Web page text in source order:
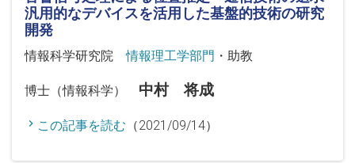
汎用的なデバイスを活用した基盤的技術の研究
開発
情報科学研究院情報理工学部門 ・助教
博士（情報科学） 中村 将成
この記事を読む （2021/09/14）